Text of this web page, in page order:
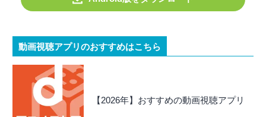
動画視聴アプリのおすすめはこちら
【2026年】おすすめの動画視聴アプリ